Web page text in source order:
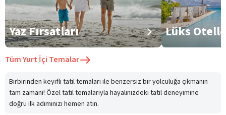
Yaz Fırsatları Lüks
TümYurt İçi Temalar
Birbirinden keyifli tatil temaları ile benzersiz bir yolculuğa çıkmanın
tam zamanı! Özel tatil temalarıyla hayalinizdeki tatil deneyimine
doğru ilk adımınızı hemen atın.